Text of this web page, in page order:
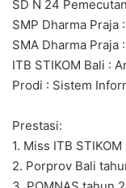
SD N 24
SMP Dharma Praja
SMA Dharma Praja
ITB STIKOM Bali :
Prodi : Sistem
Prestasi:
1. Miss ITB
2. Porprov Bali